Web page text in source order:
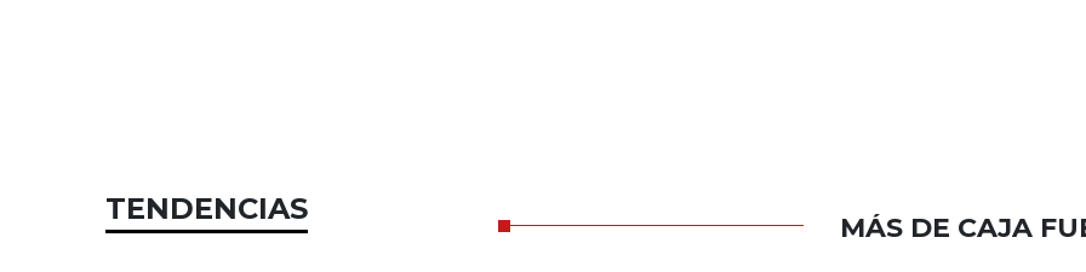
TENDENCIAS
MÁS DE CAJA